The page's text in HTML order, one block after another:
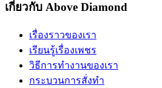
เกี่ยวกับ Above Diamond
เรื่องราวของเรา
เรียนรู้เรื่องเพชร
วิธีการทำงานของเรา
กระบวนการสั่งทำ